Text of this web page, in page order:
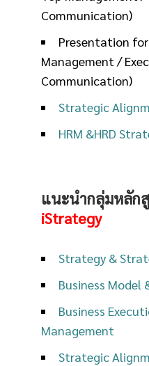
Communication)
Presentation
Management /
Communication)
Strategic
HRM &HRD
แนะนำกลุ่มหลัก
iStrategy
Strategy &
Business Model
Business
Management
Strategic